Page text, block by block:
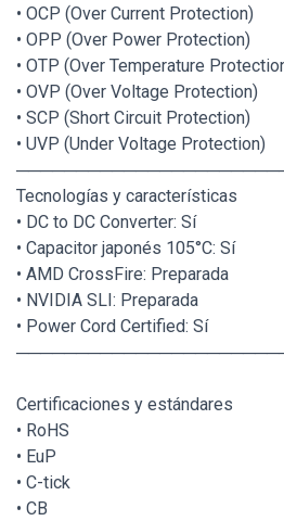
• OCP (Over Current Protection)
• OPP (Over Power Protection)
• OTP (Over Temperature
• OVP (Over Voltage Protection)
• SCP (Short Circuit Protection)
• UVP (Under Voltage Protection)
Tecnologías y características
• DC to DC Converter: Sí
• Capacitor japonés 105°C: Sí
• AMD CrossFire: Preparada
• NVIDIA SLI: Preparada
• Power Cord Certified: Sí
Certificaciones y estándares
• RoHS
• EuP
• C-tick
• CB